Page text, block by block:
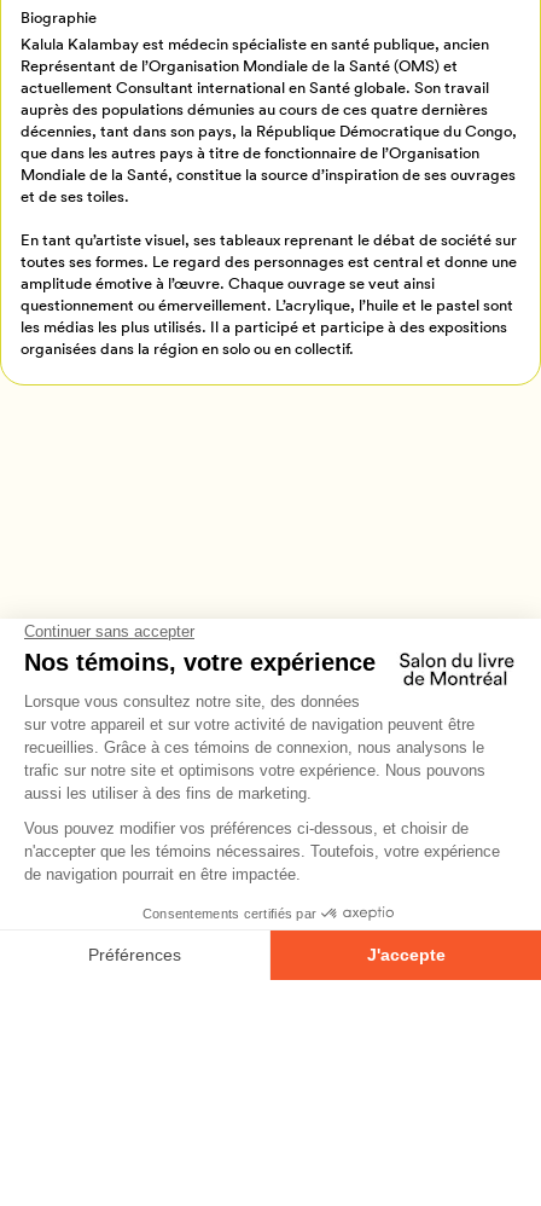
Billetterie
Retour à l’accueil
Biographie
Kalula Kalambay est médecin spécialiste en santé publique, ancien
Représentant de l’Organisation Mondiale de la Santé (OMS) et
actuellement Consultant international en Santé globale. Son travail
auprès des populations démunies au cours de ces quatre dernières
décennies, tant dans son pays, la République Démocratique du Congo,
que dans les autres pays à titre de fonctionnaire de l’Organisation
Mondiale de la Santé, constitue la source d’inspiration de ses ouvrages
et de ses toiles.
En tant qu’artiste visuel, ses tableaux reprenant le débat de société sur
toutes ses formes. Le regard des personnages est central et donne une
amplitude émotive à l’œuvre. Chaque ouvrage se veut ainsi
questionnement ou émerveillement. L’acrylique, l’huile et le pastel sont
les médias les plus utilisés. Il a participé et participe à des expositions
organisées dans la région en solo ou en collectif.
Se connecter
Créer un profil